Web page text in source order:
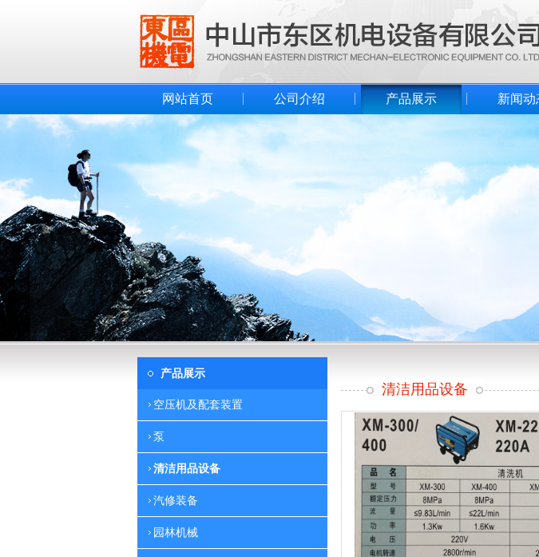
网站首页 公司介绍 产品展示 新闻动
产品展示
空压机及配套装置
泵
清洁用品设备
汽修装备
园林机械
清洁用品设备